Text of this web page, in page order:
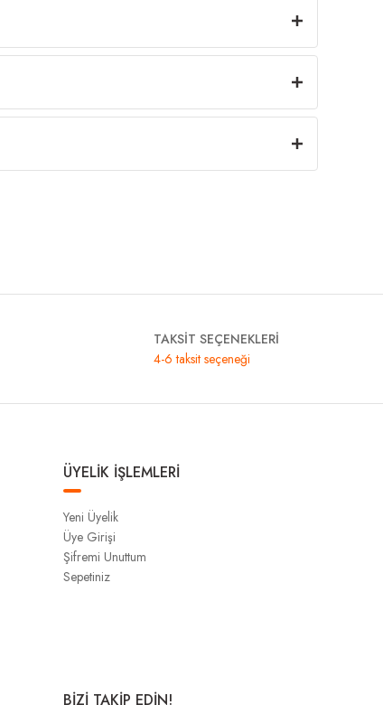
TAKSİT SEÇENEKLERİ
4-6 taksit seçeneği
ÜYELİK İŞLEMLERİ
Yeni Üyelik
Üye Girişi
Şifremi Unuttum
Sepetiniz
BİZİ TAKİP EDİN!